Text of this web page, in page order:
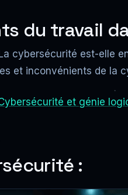
du travail
cybersécurité est-elle
et inconvénients de la
et génie
: